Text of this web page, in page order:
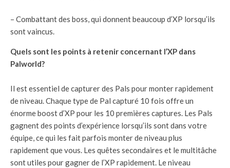
– Combattant des boss, qui donnent beaucoup d’XP lorsqu’ils
sont vaincus.
Quels sont les points à retenir concernant l’XP dans
Palworld?
Il est essentiel de capturer des Pals pour monter rapidement
de niveau. Chaque type de Pal capturé 10 fois offre un
énorme boost d’XP pour les 10 premières captures. Les Pals
gagnent des points d’expérience lorsqu’ils sont dans votre
équipe, ce qui les fait parfois monter de niveau plus
rapidement que vous. Les quêtes secondaires et le multitâche
sont utiles pour gagner de l’XP rapidement. Le niveau